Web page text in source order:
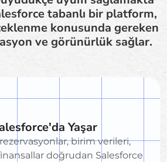
tabanlı bir platform,
konusunda gereken
ve görünürlük sağlar.
Yaşar
birim verileri,
doğrudan Salesforce